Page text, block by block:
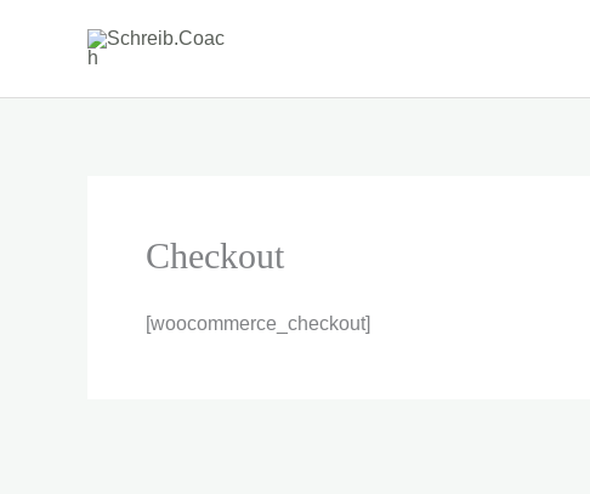
Checkout
[woocommerce_checkout]